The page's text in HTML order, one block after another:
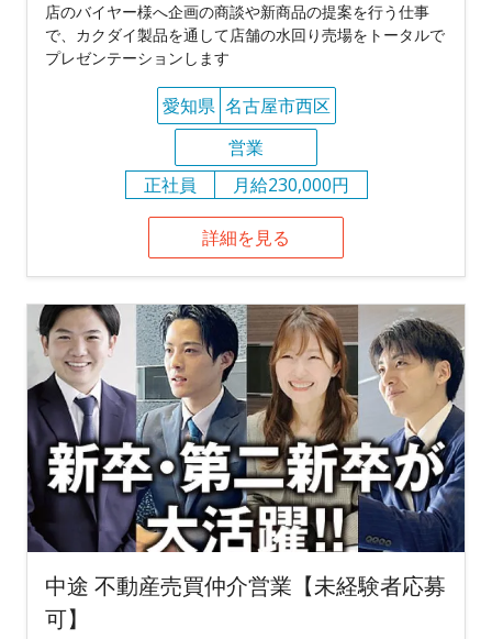
店のバイヤー様へ企画の商談や新商品の提案を行う仕事
で、カクダイ製品を通して店舗の水回り売場をトータルで
プレゼンテーションします
愛知県 名古屋市西区
営業
正社員
月給230,000円
詳細を見る
中途 不動産売買仲介営業【未経験者応募
可】